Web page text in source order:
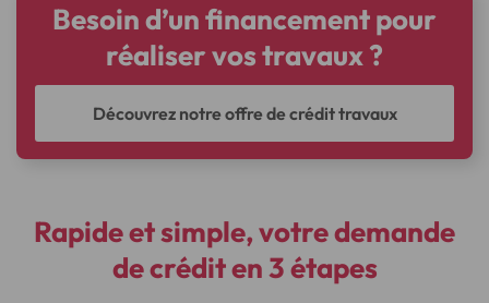
Besoin d’un financement pour
réaliser vos travaux ?
Découvrez notre offre de crédit travaux
Rapide et simple, votre demande
de crédit en 3 étapes